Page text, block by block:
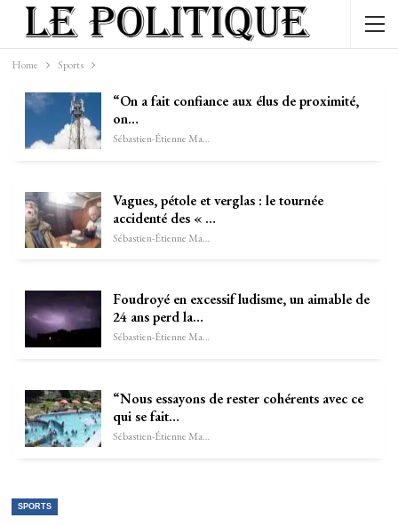
Home Sports
“On a fait confiance aux élus de proximité,
on…
Sébastien-Étienne Marechal
Vagues, pétole et verglas : le tournée
accidenté des « …
Sébastien-Étienne Marechal
Foudroyé en excessif ludisme, un aimable de
24 ans perd la…
Sébastien-Étienne Marechal
“Nous essayons de rester cohérents avec ce
qui se fait…
Sébastien-Étienne Marechal
SPORTS